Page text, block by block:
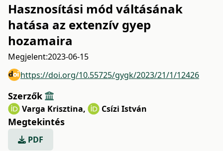
Hasznosítási mód váltásának
hatása az extenzív gyep
hozamaira
Megjelent:2023-06-15
https://doi.org/10.55725/gygk/2023/21/1/12426
Szerzők
Varga Krisztina, Csízi István
Megtekintés
PDF